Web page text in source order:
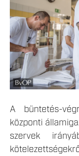
A büntetés-
központi
szervek